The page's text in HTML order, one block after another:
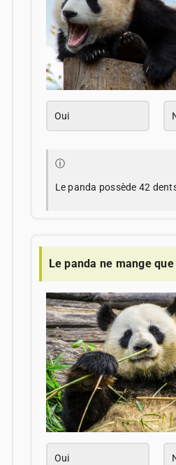
Oui
ⓘ
Le panda possède 42
Le panda ne mange
Oui